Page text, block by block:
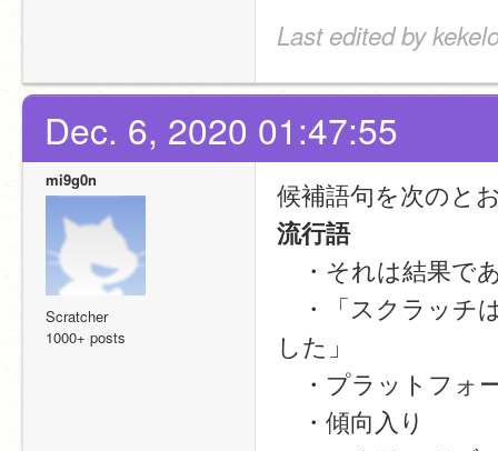
Last edited by
Dec. 6, 2020 01:47:55
mi9g0n
Scratcher
1000+ posts
候補語句を次のと
流行語
・それは結果で
・「スクラッチ
した」
・プラットフォ
・傾向入り